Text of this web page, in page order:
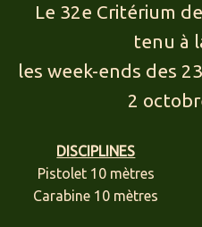
Le 32e Critérium
tenu à
les week-ends des
2
DISCIPLINES
Pistolet 10 mètres
Carabine 10 mètres